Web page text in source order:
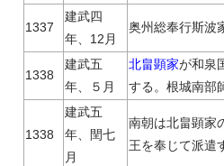
1337
建武四
年、12月
奥州総奉行斯波
1338
建武五
年、５月
北畠顕家が和泉
する。根城南部
1338
建武五
年、閏七
月
南朝は北畠顕家
王を奉じて派遣